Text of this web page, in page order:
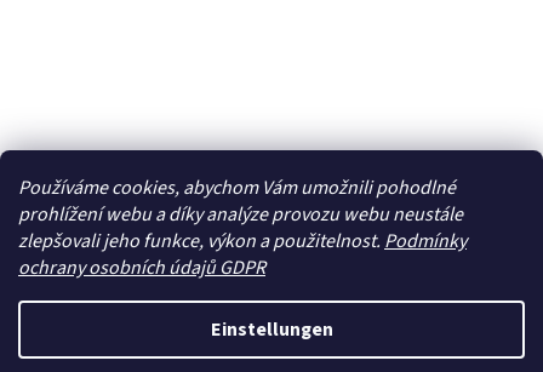
Používáme cookies, abychom Vám umožnili pohodlné
prohlížení webu a díky analýze provozu webu neustále
zlepšovali jeho funkce, výkon a použitelnost. Podmínky
ochrany osobních údajů GDPR
Einstellungen